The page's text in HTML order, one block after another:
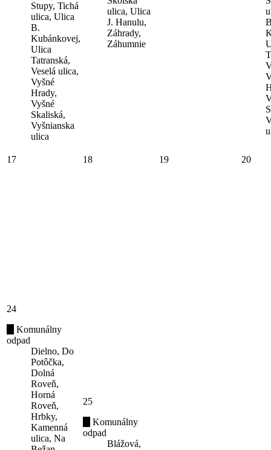
Stupy, Tichá
ulica, Ulica
B.
Kubánkovej,
Ulica
Tatranská,
Veselá ulica,
Vyšné
Hrady,
Vyšné
Skaliská,
Vyšnianska
ulica
ulica, Ulica
J. Hanulu,
Záhrady,
Záhumnie
17 18 19 20
24
Komunálny
odpad
Dielno, Do
Potôčka,
Dolná
Roveň,
Horná
Roveň,
Hrbky,
Kamenná
ulica, Na
25
Komunálny
odpad
Blážová,